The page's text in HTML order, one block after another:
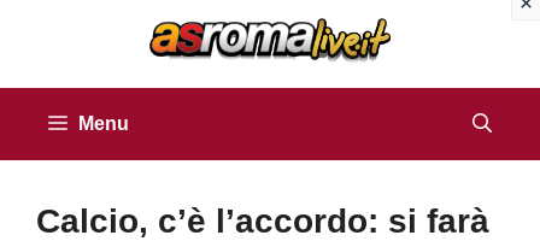
Menu
Calcio, c’è l’accordo: si farà